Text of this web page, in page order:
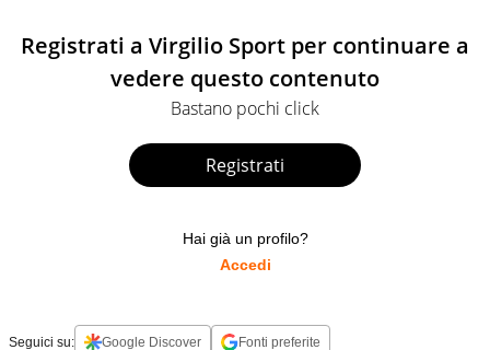
Registrati a Virgilio Sport per continuare a
vedere questo contenuto
Bastano pochi click
Registrati
Hai già un profilo?
Accedi
Seguici su: Google Discover Fonti preferite